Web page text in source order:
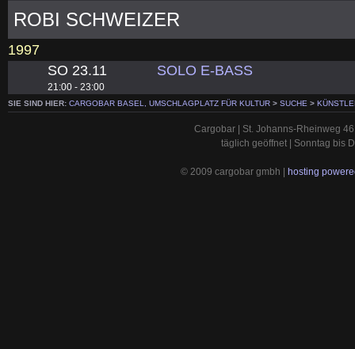
ROBI SCHWEIZER
1997
SO 23.11
21:00 - 23:00
SOLO E-BASS
SIE SIND HIER: CARGOBAR BASEL, UMSCHLAGPLATZ FÜR KULTUR > SUCHE >
Cargobar | St. Johanns-Rheinweg
täglich geöffnet | Sonntag bis
© 2009 cargobar gmbh | hosting